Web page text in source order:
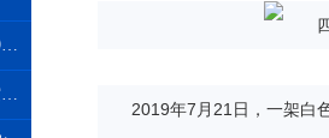
飞机之家派出2架直升机参加2019沈阳法库航展
苏州房地产商租赁400万直升机空中看房
2019年7月21日，一架白